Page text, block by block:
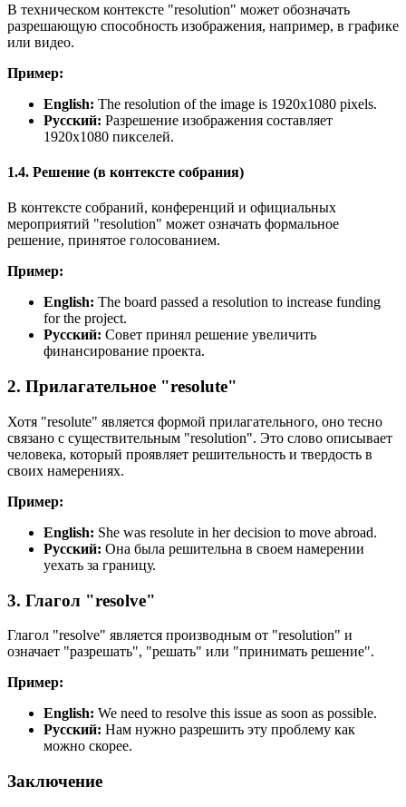
В техническом контексте "resolution" может обозначать
разрешающую способность изображения, например, в графике
или видео.
Пример:
English: The resolution of the image is 1920x1080 pixels.
Русский: Разрешение изображения составляет
1920x1080 пикселей.
1.4. Решение (в контексте собрания)
В контексте собраний, конференций и официальных
мероприятий "resolution" может означать формальное
решение, принятое голосованием.
Пример:
English: The board passed a resolution to increase funding
for the project.
Русский: Совет принял решение увеличить
финансирование проекта.
2. Прилагательное "resolute"
Хотя "resolute" является формой прилагательного, оно тесно
связано с существительным "resolution". Это слово описывает
человека, который проявляет решительность и твердость в
своих намерениях.
Пример:
English: She was resolute in her decision to move abroad.
Русский: Она была решительна в своем намерении
уехать за границу.
3. Глагол "resolve"
Глагол "resolve" является производным от "resolution" и
означает "разрешать", "решать" или "принимать решение".
Пример:
English: We need to resolve this issue as soon as possible.
Русский: Нам нужно разрешить эту проблему как
можно скорее.
Заключение